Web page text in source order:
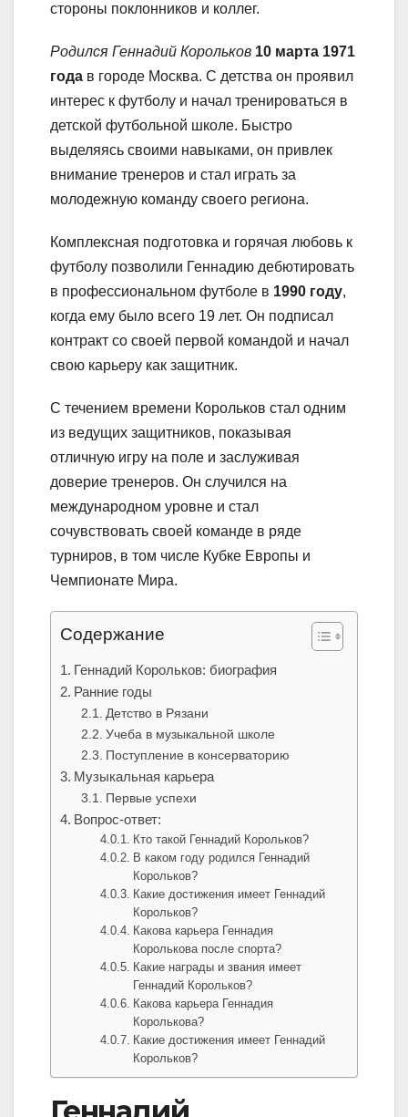
стороны поклонников и коллег.
Родился Геннадий Корольков 10 марта 1971
года в городе Москва. С детства он проявил
интерес к футболу и начал тренироваться в
детской футбольной школе. Быстро
выделяясь своими навыками, он привлек
внимание тренеров и стал играть за
молодежную команду своего региона.
Комплексная подготовка и горячая любовь к
футболу позволили Геннадию дебютировать
в профессиональном футболе в 1990 году,
когда ему было всего 19 лет. Он подписал
контракт со своей первой командой и начал
свою карьеру как защитник.
С течением времени Корольков стал одним
из ведущих защитников, показывая
отличную игру на поле и заслуживая
доверие тренеров. Он случился на
международном уровне и стал
сочувствовать своей команде в ряде
турниров, в том числе Кубке Европы и
Чемпионате Мира.
Содержание
Геннадий Корольков: биография
Ранние годы
Детство в Рязани
Учеба в музыкальной школе
Поступление в консерваторию
Музыкальная карьера
Первые успехи
Вопрос-ответ:
Кто такой Геннадий Корольков?
В каком году родился Геннадий
Корольков?
Какие достижения имеет Геннадий
Корольков?
Какова карьера Геннадия
Королькова после спорта?
Какие награды и звания имеет
Геннадий Корольков?
Какова карьера Геннадия
Королькова?
Какие достижения имеет Геннадий
Корольков?